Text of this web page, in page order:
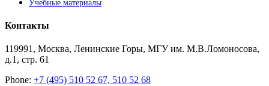
Учебные материалы
Контакты
119991, Москва, Ленинские Горы, МГУ им. М.В.Ломоносова,
д.1, стр. 61
Phone: +7 (495) 510 52 67, 510 52 68